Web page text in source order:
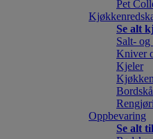
Pet
Se alt
Salt-
Kniver
Kjeler
Oppbevaring
Se alt